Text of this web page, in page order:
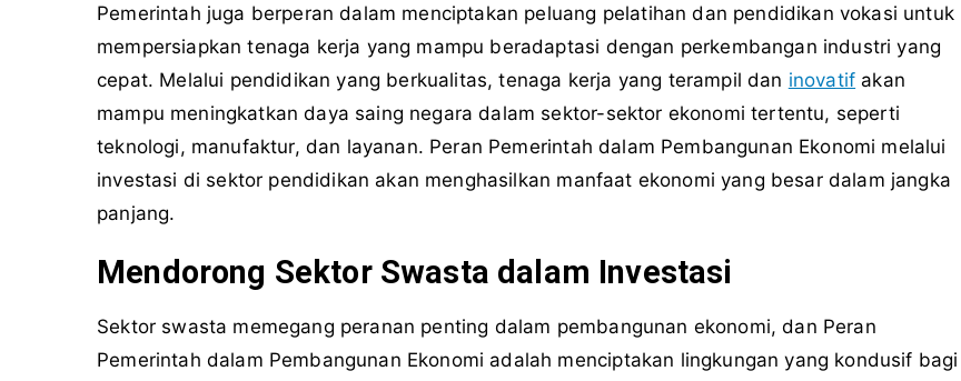
Pemerintah juga berperan dalam menciptakan peluang pelatihan dan pendidikan vokasi untuk
mempersiapkan tenaga kerja yang mampu beradaptasi dengan perkembangan industri yang
cepat. Melalui pendidikan yang berkualitas, tenaga kerja yang terampil dan inovatif akan
mampu meningkatkan daya saing negara dalam sektor-sektor ekonomi tertentu, seperti
teknologi, manufaktur, dan layanan. Peran Pemerintah dalam Pembangunan Ekonomi melalui
investasi di sektor pendidikan akan menghasilkan manfaat ekonomi yang besar dalam jangka
panjang.
Mendorong Sektor Swasta dalam Investasi
Sektor swasta memegang peranan penting dalam pembangunan ekonomi, dan Peran
Pemerintah dalam Pembangunan Ekonomi adalah menciptakan lingkungan yang kondusif bagi